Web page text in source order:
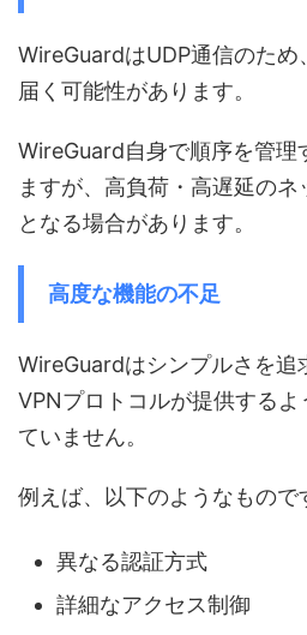
WireGuardはUDP通信のた
届く可能性があります。
WireGuard自身で順序を管理
ますが、高負荷・高遅延の
となる場合があります。
高度な機能の不足
WireGuardはシンプルさを追
VPNプロトコルが提供するよ
ていません。
例えば、以下のようなもので
異なる認証方式
詳細なアクセス制御